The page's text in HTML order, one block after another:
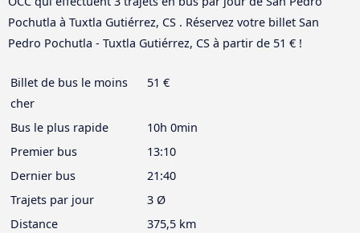
Pochutla à Tuxtla Gutiérrez, CS . Réservez votre billet San
Pedro Pochutla - Tuxtla Gutiérrez, CS à partir de 51 € !
Billet de bus le moins
cher
51 €
Bus le plus rapide
10h 0min
Premier bus
13:10
Dernier bus
21:40
Trajets par jour
3 Ø
Distance
375,5 km